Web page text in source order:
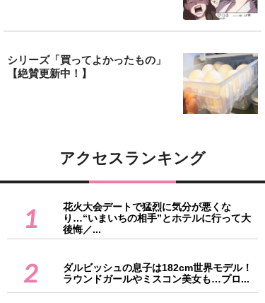
シリーズ「買ってよかったもの」
【絶賛更新中！】
アクセスランキング
1
花火大会デートで猛烈に気分が悪くな
り…“いまいちの相手”とホテルに行って大
後悔／...
2
ダルビッシュの息子は182cm世界モデル！
ラウンドガールやミスコン美女も…プロ...